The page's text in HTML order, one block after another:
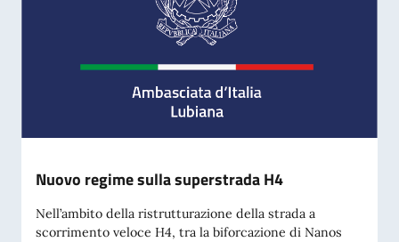
Nuovo regime sulla superstrada H4
Nell’ambito della ristrutturazione della strada a
scorrimento veloce H4, tra la biforcazione di Nanos